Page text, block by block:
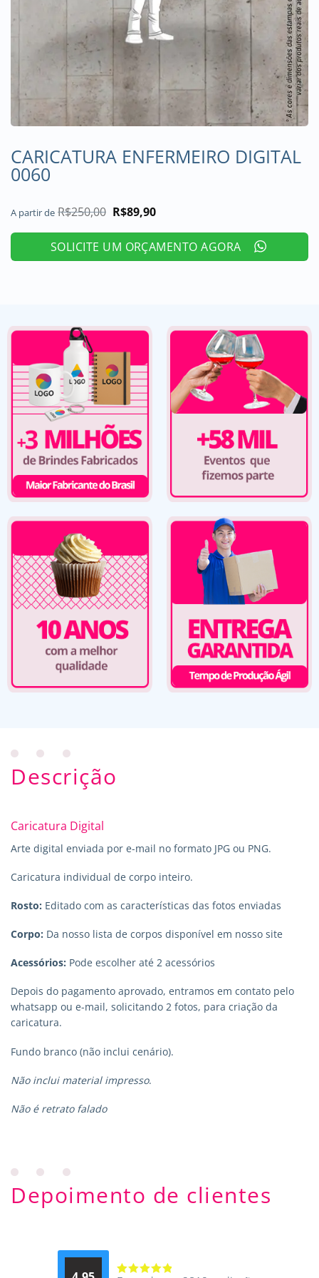
CARICATURA ENFERMEIRO DIGITAL
0060
A partir de R$250,00 O
original
era:
R$250,00.
R$89,90O
atual
é:
R$89,90.
SOLICITE UM ORÇAMENTO AGORA
Descrição
Caricatura Digital
Arte digital enviada por e-mail no formato JPG ou PNG.
Caricatura individual de corpo inteiro.
Rosto: Editado com as características das fotos enviadas
Corpo: Da nosso lista de corpos disponível em nosso site
Acessórios: Pode escolher até 2 acessórios
Depois do pagamento aprovado, entramos em contato pelo
whatsapp ou e-mail, solicitando 2 fotos, para criação da
caricatura.
Fundo branco (não inclui cenário).
Não inclui material impresso.
Não é retrato falado
Depoimento de clientes